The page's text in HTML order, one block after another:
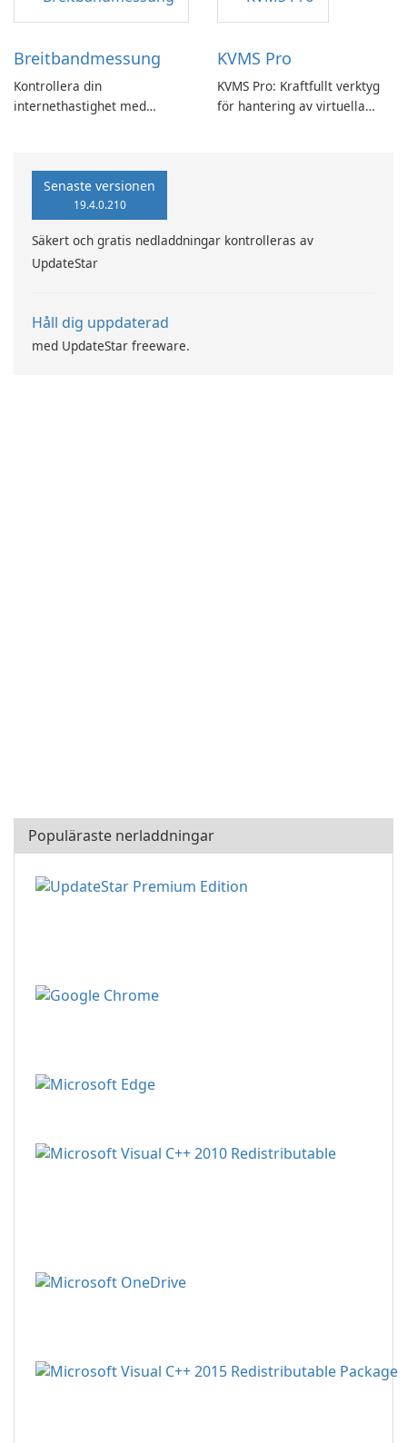
Breitbandmessung
Kontrollera din
internethastighet med
KVMS Pro
KVMS Pro: Kraftfullt verktyg
för hantering av virtuella
Senaste versionen
19.4.0.210
Säkert och gratis nedladdningar kontrolleras av
UpdateStar
Håll dig uppdaterad
med UpdateStar freeware.
Populäraste nerladdningar